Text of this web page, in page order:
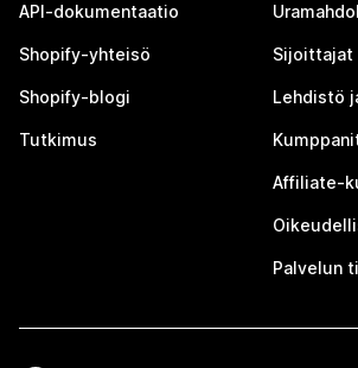
API-dokumentaatio
Shopify-yhteisö
Shopify-blogi
Tutkimus
Sijoittajat
Lehdistö
Affiliate-
Palvelun